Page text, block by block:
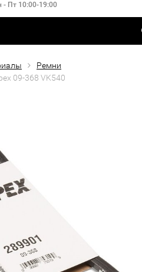
- Пт 10:00-19:00
Ремни
09-368 VK540